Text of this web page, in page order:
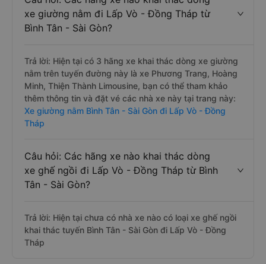
xe giường nằm đi Lấp Vò - Đồng Tháp từ
Bình Tân - Sài Gòn?
Trả lời: Hiện tại có 3 hãng xe khai thác dòng xe giường
nằm trên tuyến đường này là xe Phương Trang, Hoàng
Minh, Thiện Thành Limousine, bạn có thể tham khảo
thêm thông tin và đặt vé các nhà xe này tại trang này:
Xe giường nằm Bình Tân - Sài Gòn đi Lấp Vò - Đồng
Tháp
Câu hỏi: Các hãng xe nào khai thác dòng
xe ghế ngồi đi Lấp Vò - Đồng Tháp từ Bình
Tân - Sài Gòn?
Trả lời: Hiện tại chưa có nhà xe nào có loại xe ghế ngồi
khai thác tuyến Bình Tân - Sài Gòn đi Lấp Vò - Đồng
Tháp